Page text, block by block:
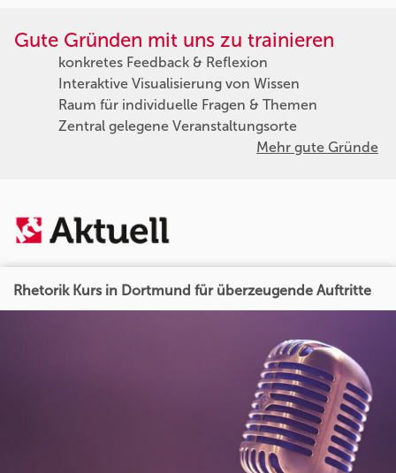
Gute Gründen mit uns zu trainieren
konkretes Feedback & Reflexion
Interaktive Visualisierung von Wissen
Raum für individuelle Fragen & Themen
Zentral gelegene Veranstaltungsorte
Mehr gute Gründe
Rhetorik Kurs in Dortmund für überzeugende Auftritte